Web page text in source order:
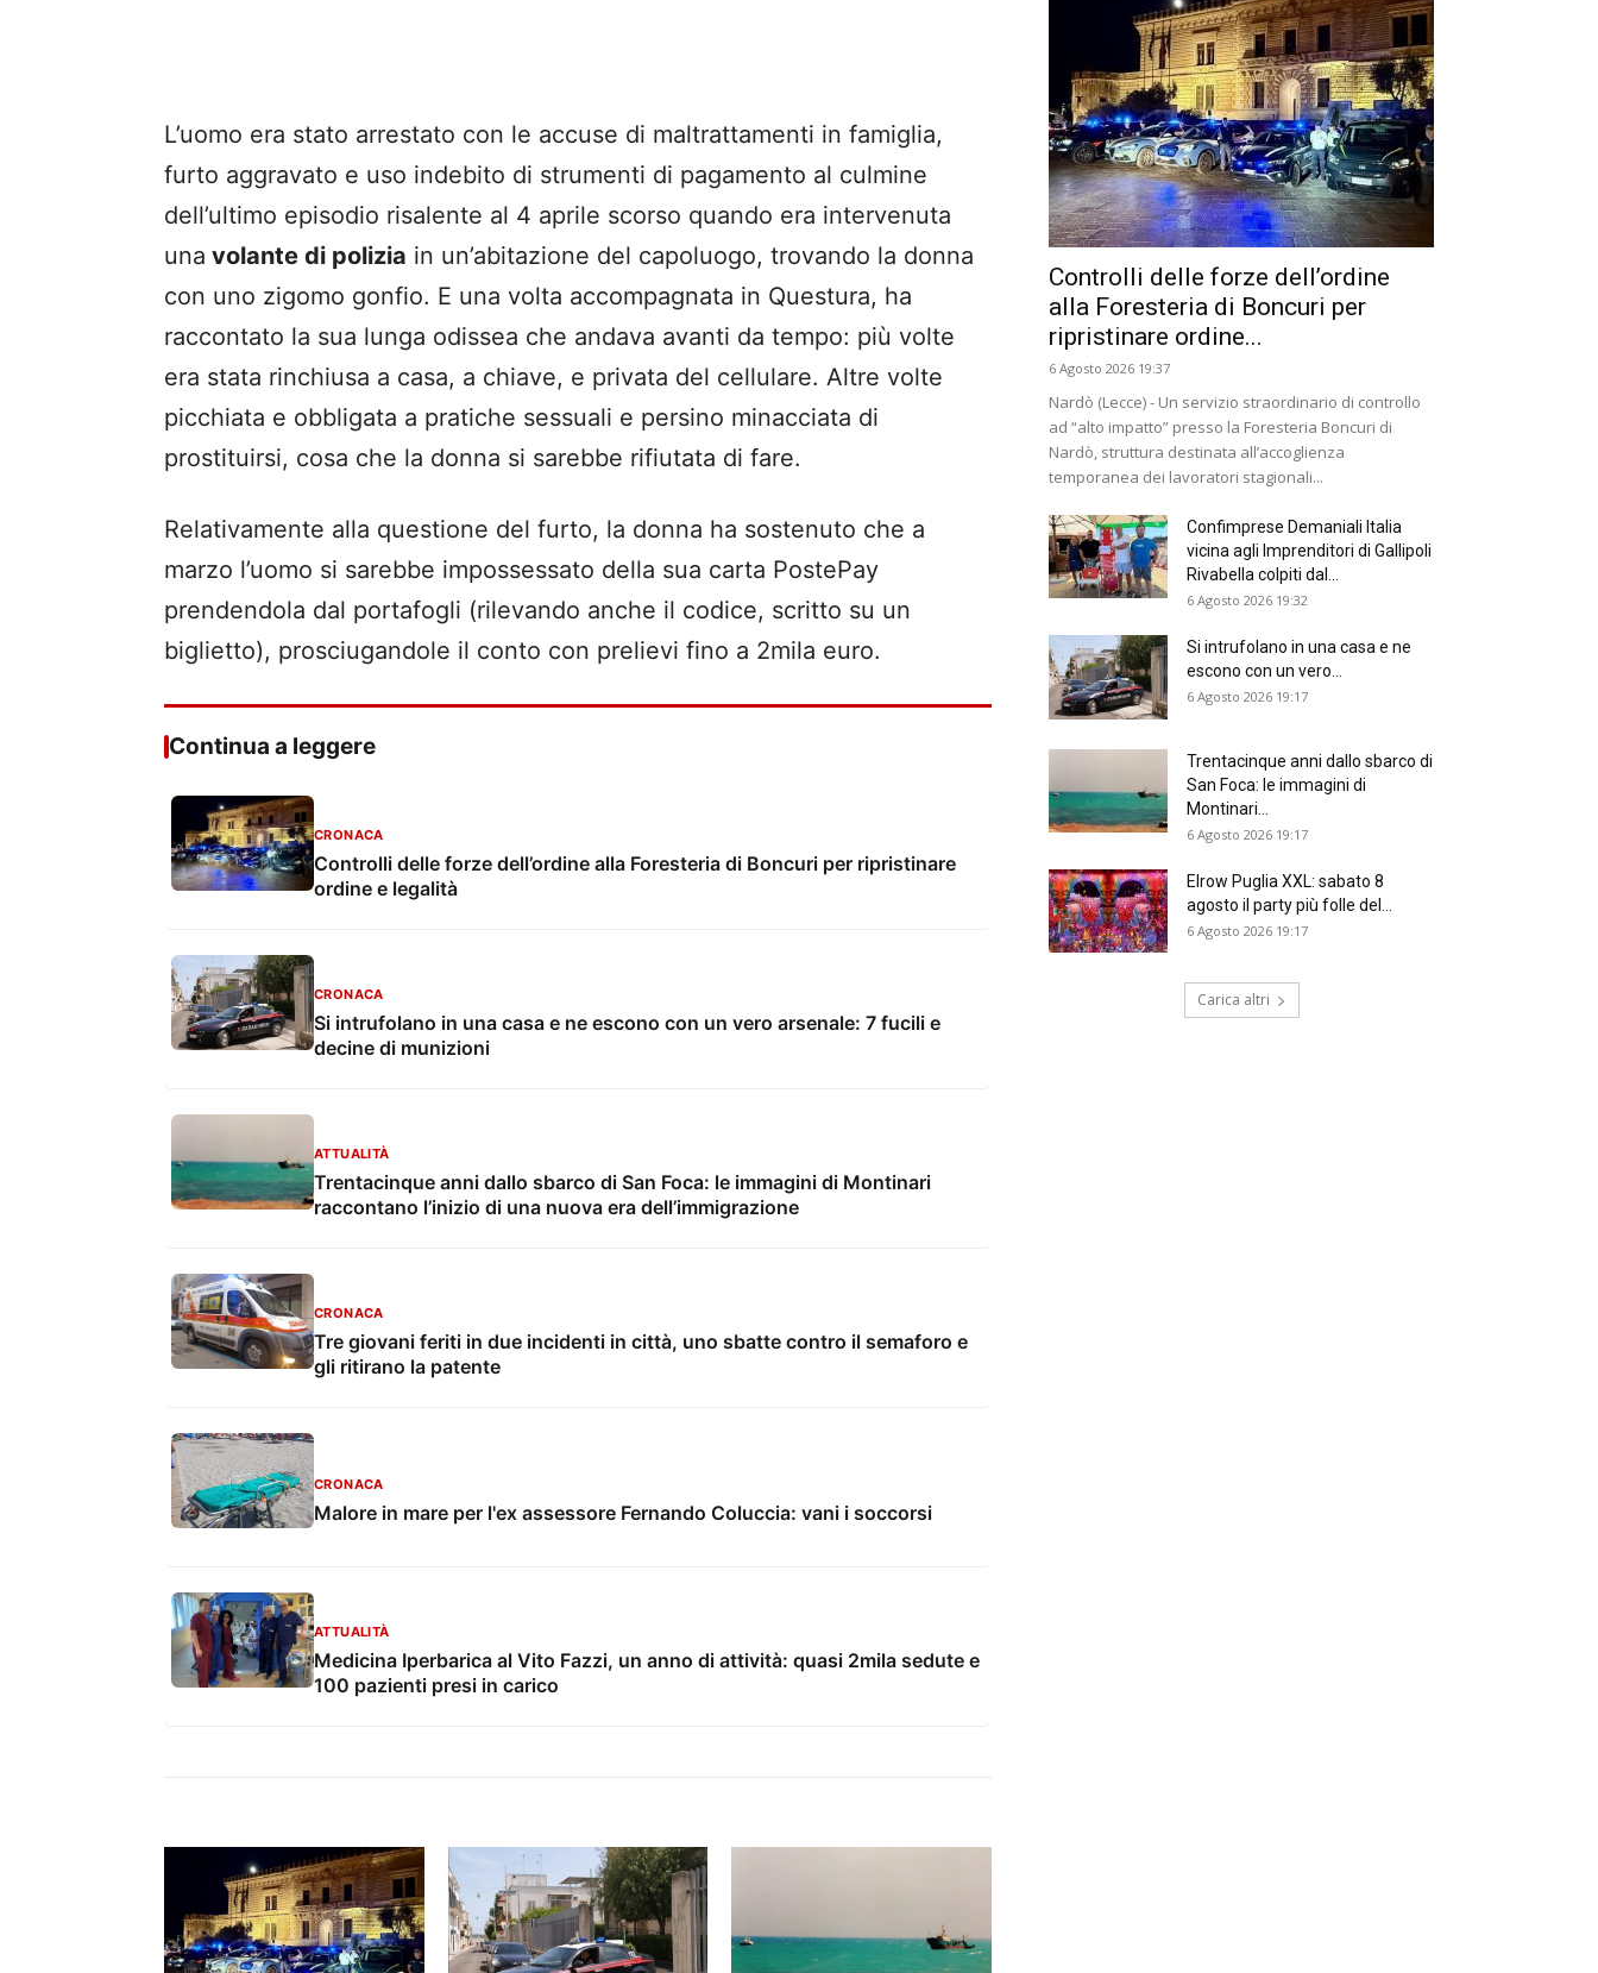
L’uomo era stato arrestato con le accuse di maltrattamenti in famiglia,
furto aggravato e uso indebito di strumenti di pagamento al culmine
dell’ultimo episodio risalente al 4 aprile scorso quando era intervenuta
una volante di polizia in un’abitazione del capoluogo, trovando la donna
con uno zigomo gonfio. E una volta accompagnata in Questura, ha
raccontato la sua lunga odissea che andava avanti da tempo: più volte
era stata rinchiusa a casa, a chiave, e privata del cellulare. Altre volte
picchiata e obbligata a pratiche sessuali e persino minacciata di
prostituirsi, cosa che la donna si sarebbe rifiutata di fare.
Relativamente alla questione del furto, la donna ha sostenuto che a
marzo l’uomo si sarebbe impossessato della sua carta PostePay
prendendola dal portafogli (rilevando anche il codice, scritto su un
biglietto), prosciugandole il conto con prelievi fino a 2mila euro.
Continua a leggere
CRONACA
Controlli delle forze dell’ordine alla Foresteria di Boncuri per ripristinare
ordine e legalità
CRONACA
Si intrufolano in una casa e ne escono con un vero arsenale: 7 fucili e
decine di munizioni
ATTUALITÀ
Trentacinque anni dallo sbarco di San Foca: le immagini di Montinari
raccontano l’inizio di una nuova era dell’immigrazione
CRONACA
Tre giovani feriti in due incidenti in città, uno sbatte contro il semaforo e
gli ritirano la patente
CRONACA
Malore in mare per l'ex assessore Fernando Coluccia: vani i soccorsi
ATTUALITÀ
Medicina Iperbarica al Vito Fazzi, un anno di attività: quasi 2mila sedute e
100 pazienti presi in carico
Controlli delle forze dell’ordine
alla Foresteria di Boncuri per
ripristinare ordine...
6 Agosto 2026 19:37
Nardò (Lecce) - Un servizio straordinario di controllo
ad “alto impatto” presso la Foresteria Boncuri di
Nardò, struttura destinata all’accoglienza
temporanea dei lavoratori stagionali...
Confimprese Demaniali Italia
vicina agli Imprenditori di Gallipoli
Rivabella colpiti dal...
6 Agosto 2026 19:32
Si intrufolano in una casa e ne
escono con un vero...
6 Agosto 2026 19:17
Trentacinque anni dallo sbarco di
San Foca: le immagini di
Montinari...
6 Agosto 2026 19:17
Elrow Puglia XXL: sabato 8
agosto il party più folle del...
6 Agosto 2026 19:17
Carica altri